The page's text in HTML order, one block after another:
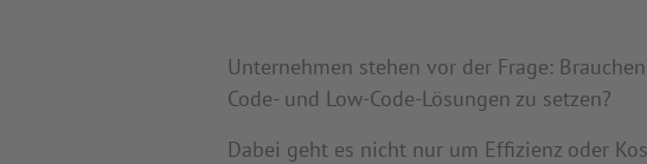
Unternehmen stehen vor der Frage:
Code- und Low-Code-Lösungen zu setzen?
Dabei geht es nicht nur um Effizienz oder